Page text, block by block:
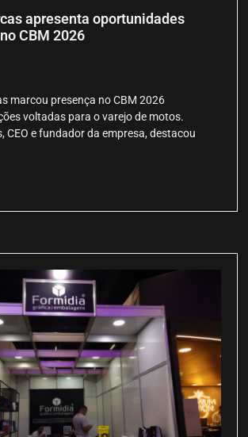
apresenta oportunidades
CBM 2026
marcou presença no CBM 2026
voltadas para o varejo de motos.
CEO e fundador da empresa, destacou